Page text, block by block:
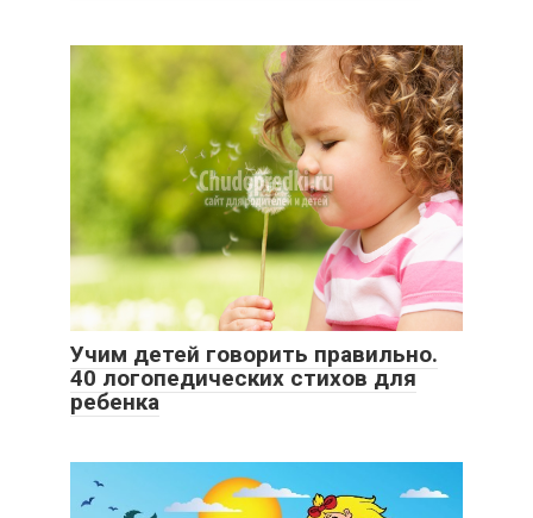
Учим детей говорить правильно.
40 логопедических стихов для
ребенка